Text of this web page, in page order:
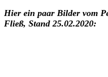
Hier ein paar Bilder vom
Fließ, Stand 25.02.2020: